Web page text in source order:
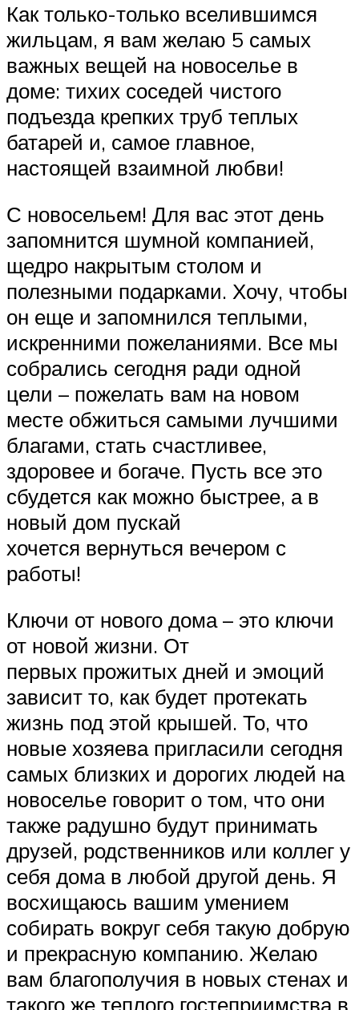
Как только-только вселившимся
жильцам, я вам желаю 5 самых
важных вещей на новоселье в
доме: тихих соседей чистого
подъезда крепких труб теплых
батарей и, самое главное,
настоящей взаимной любви!
С новосельем! Для вас этот день
запомнится шумной компанией,
щедро накрытым столом и
полезными подарками. Хочу, чтобы
он еще и запомнился теплыми,
искренними пожеланиями. Все мы
собрались сегодня ради одной
цели – пожелать вам на новом
месте обжиться самыми лучшими
благами, стать счастливее,
здоровее и богаче. Пусть все это
сбудется как можно быстрее, а в
новый дом пускай
хочется вернуться вечером с
работы!
Ключи от нового дома – это ключи
от новой жизни. От
первых прожитых дней и эмоций
зависит то, как будет протекать
жизнь под этой крышей. То, что
новые хозяева пригласили сегодня
самых близких и дорогих людей на
новоселье говорит о том, что они
также радушно будут принимать
друзей, родственников или коллег у
себя дома в любой другой день. Я
восхищаюсь вашим умением
собирать вокруг себя такую добрую
и прекрасную компанию. Желаю
вам благополучия в новых стенах и
такого же теплого гостеприимства в